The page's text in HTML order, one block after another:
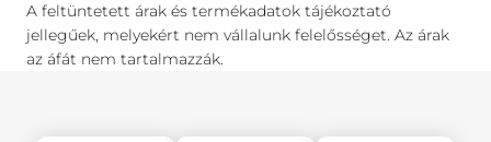
A feltüntetett árak és termékadatok tájékoztató
jellegűek, melyekért nem vállalunk felelősséget. Az árak
az áfát nem tartalmazzák.